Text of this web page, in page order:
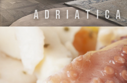
ADRIATICA